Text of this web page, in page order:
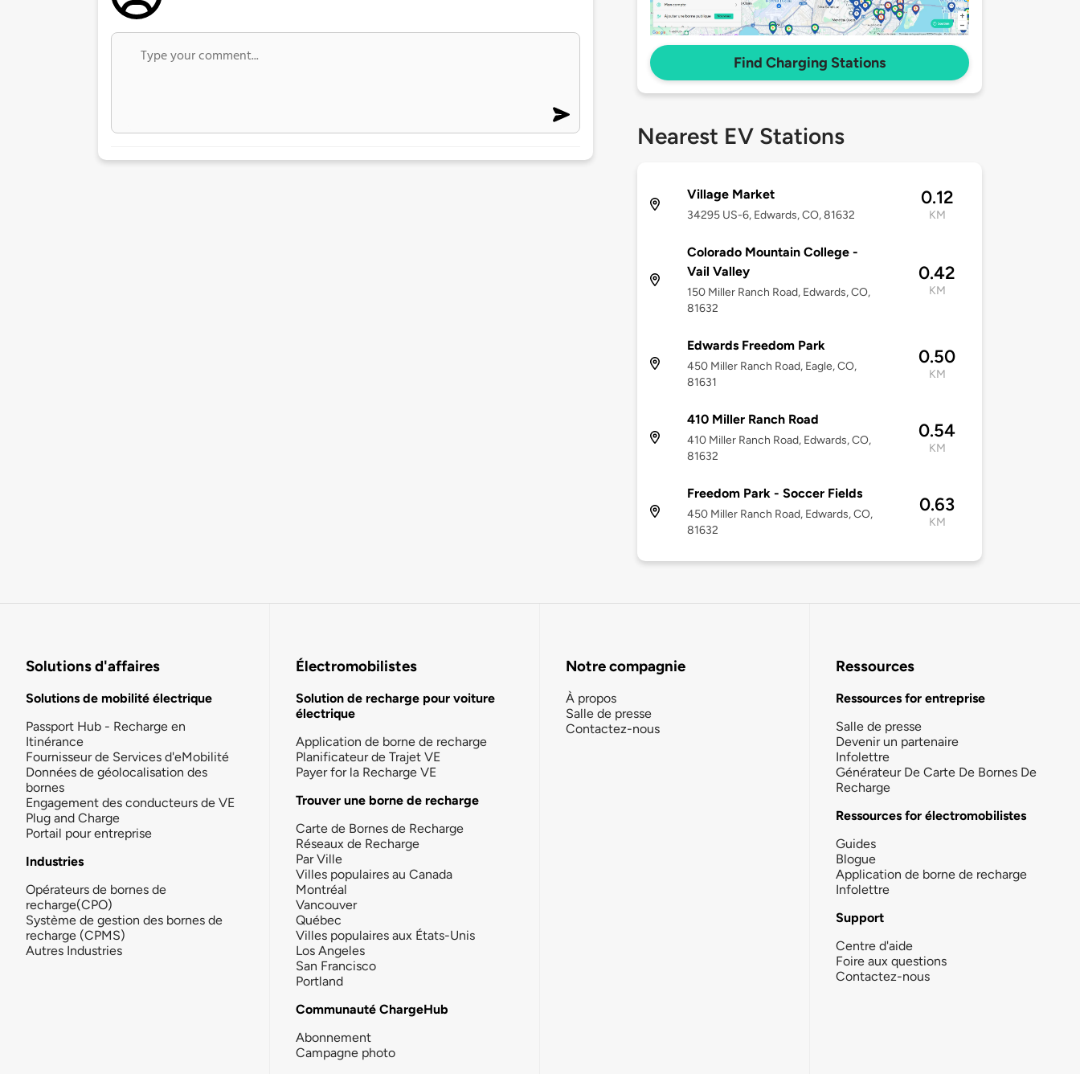
Find Charging Stations
Nearest EV Stations
Village Market
34295 US-6, Edwards, CO, 81632
0.12
KM
Colorado Mountain College -
Vail Valley
150 Miller Ranch Road, Edwards, CO,
81632
0.42
KM
Edwards Freedom Park
450 Miller Ranch Road, Eagle, CO,
81631
0.50
KM
410 Miller Ranch Road
410 Miller Ranch Road, Edwards, CO,
81632
0.54
KM
Freedom Park - Soccer Fields
450 Miller Ranch Road, Edwards, CO,
81632
0.63
KM
Solutions d'affaires
Solutions de mobilité électrique
Passport Hub - Recharge en
Itinérance
Fournisseur de Services d'eMobilité
Données de géolocalisation des
bornes
Engagement des conducteurs de VE
Plug and Charge
Portail pour entreprise
Industries
Opérateurs de bornes de
recharge(CPO)
Système de gestion des bornes de
recharge (CPMS)
Autres Industries
Électromobilistes
Solution de recharge pour voiture
électrique
Application de borne de recharge
Planificateur de Trajet VE
Payer for la Recharge VE
Trouver une borne de recharge
Carte de Bornes de Recharge
Réseaux de Recharge
Par Ville
Villes populaires au Canada
Montréal
Vancouver
Québec
Villes populaires aux États-Unis
Los Angeles
San Francisco
Portland
Communauté ChargeHub
Abonnement
Campagne photo
Notre compagnie
À propos
Salle de presse
Contactez-nous
Ressources
Ressources for entreprise
Salle de presse
Devenir un partenaire
Infolettre
Générateur De Carte De Bornes De
Recharge
Ressources for électromobilistes
Guides
Blogue
Application de borne de recharge
Infolettre
Support
Centre d'aide
Foire aux questions
Contactez-nous